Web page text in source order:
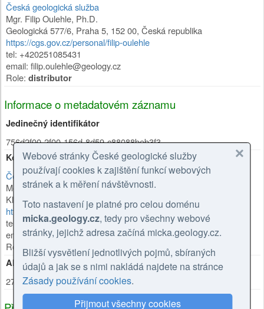
Česká geologická služba
Mgr. Filip Oulehle, Ph.D.
Geologická 577/6, Praha 5, 152 00, Česká republika
https://cgs.gov.cz/personal/filip-oulehle
tel: +420251085431
email: filip.oulehle@geology.cz
Role: distributor
Informace o metadatovém záznamu
Jedinečný identifikátor
756d2f00-2f00-156d-8d59-c88088beb3f3
Kontakt - metadata
Česká geologická služba
Mgr. Olga Moravcová, Ph.D.
Klárov 131/3
Praha 1 118 00 ,
Česká republika
https://cgs.gov.cz/personal/olga-moravcova
tel: +420257089445
email: olga.moravcova@geology.cz
Role:kontaktní bod
Aktualizace metadat
27.02.2026
Webové stránky České geologické služby
používají cookies k zajištění funkcí webových
stránek a k měření návštěvnosti.
Toto nastavení je platné pro celou doménu
micka.geology.cz, tedy pro všechny webové
stránky, jejichž adresa začíná micka.geology.cz.
Bližší vysvětlení jednotlivých pojmů, sbíraných
údajů a jak se s nimi nakládá najdete na stránce
Zásady používání cookies.
Přijmout všechny cookies